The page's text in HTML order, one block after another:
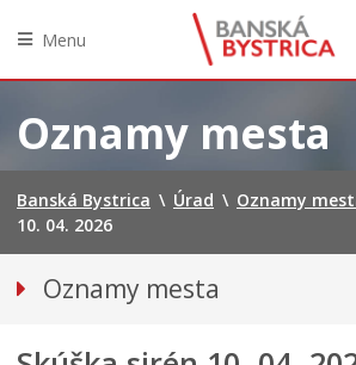
obsah
Menu
Oznamy mesta
Banská Bystrica \ Úrad \ Oznamy
10. 04. 2026
Oznamy mesta
BEZPEČNOSŤ